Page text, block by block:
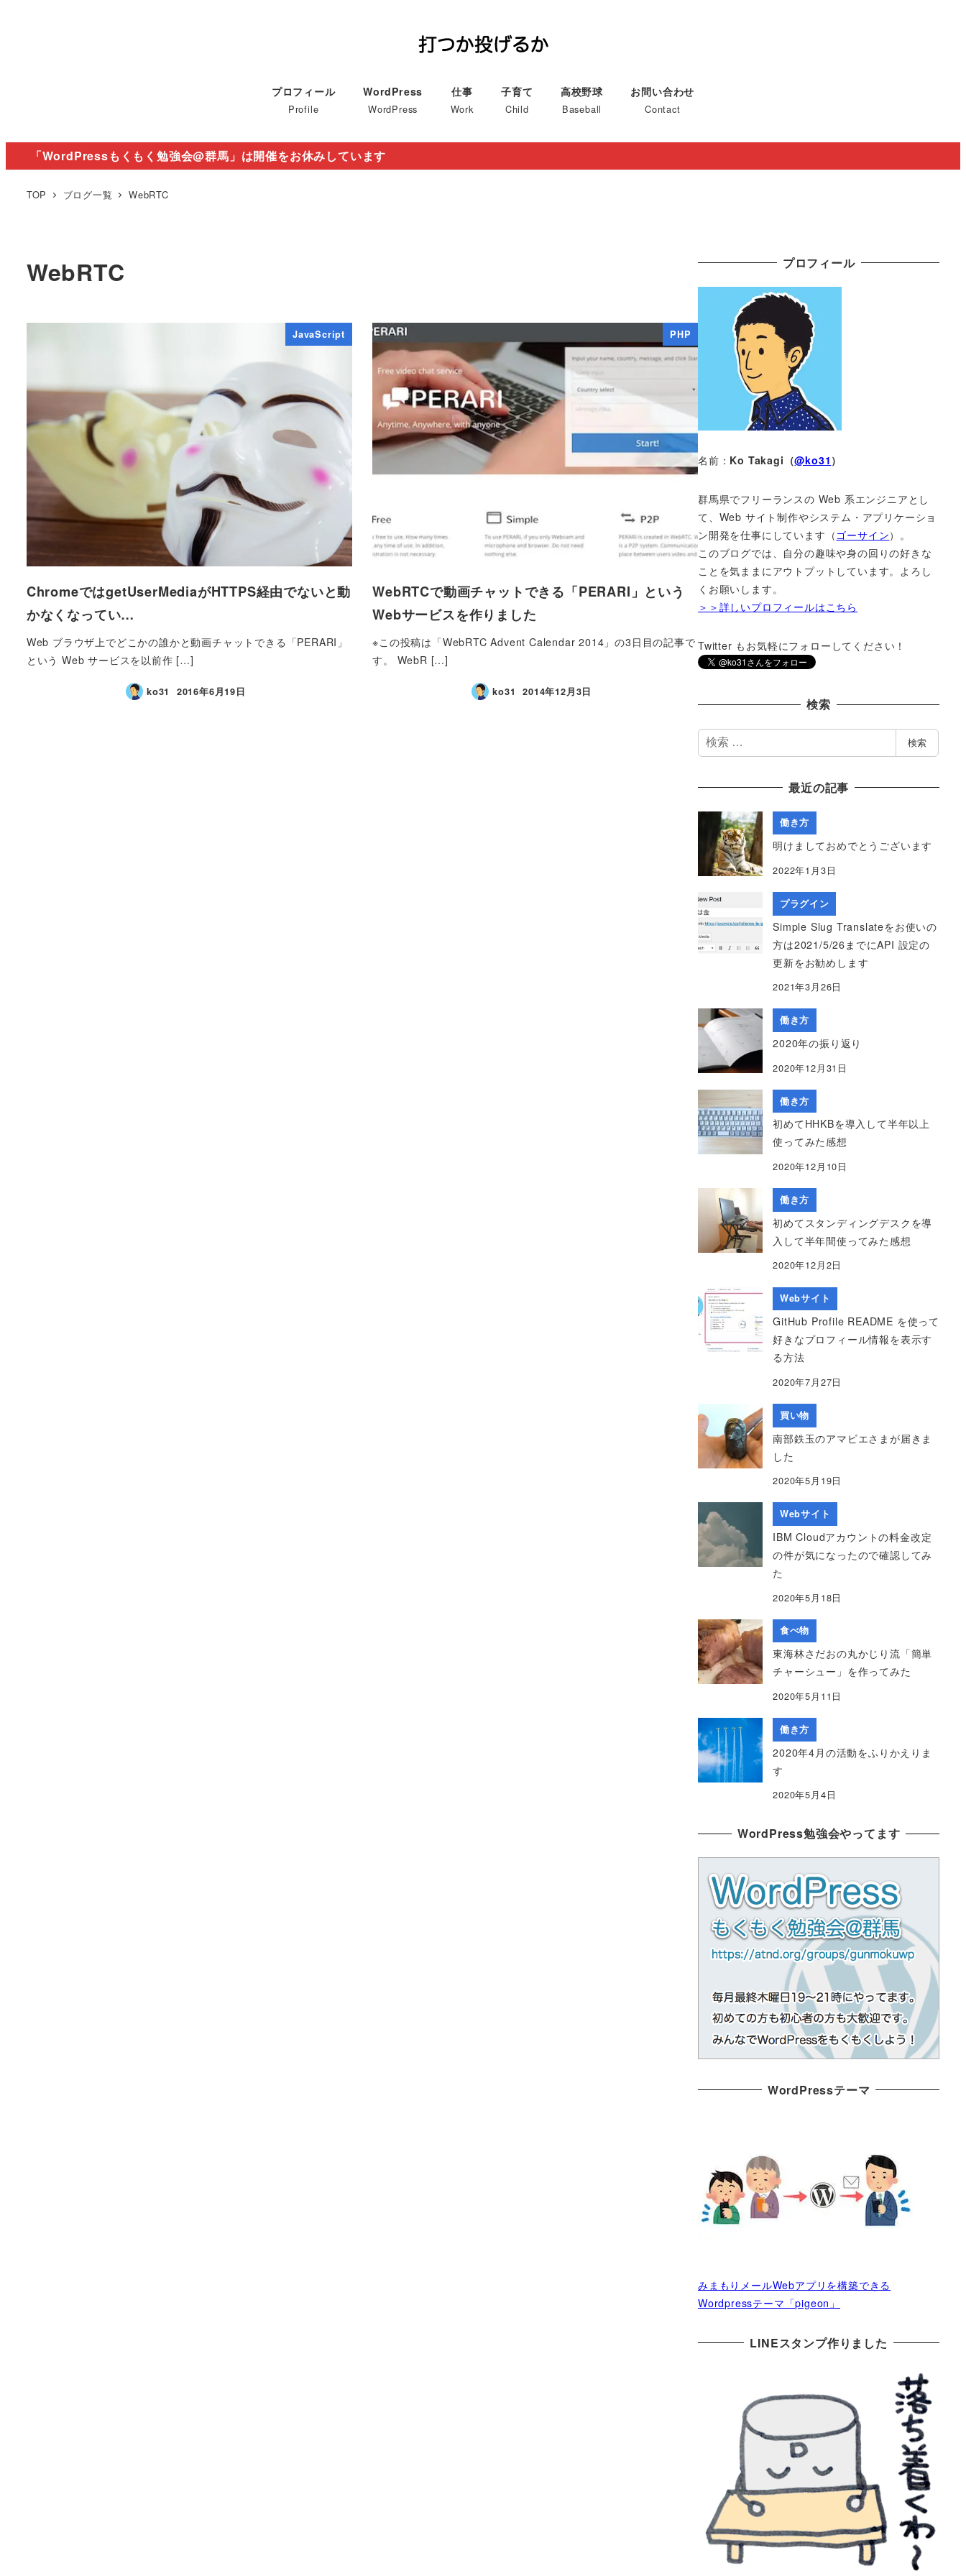
プロフィール
Profile
WordPress
WordPress
仕事
Work
子育て
Child
高校野球
Baseball
お問い合わせ
Contact
「WordPressもくもく勉強会@群馬」は開催をお休みしています
TOP ブログ一覧 WebRTC
WebRTC
JavaScript
ChromeではgetUserMediaがHTTPS経由でないと動
かなくなってい…
Web ブラウザ上でどこかの誰かと動画チャットできる「PERARI」
という Web サービスを以前作 […]
ko31 2016年6月19日
PHP
WebRTCで動画チャットできる「PERARI」という
Webサービスを作りました
※この投稿は「WebRTC Advent Calendar 2014」の3日目の記事で
す。 WebR […]
ko31 2014年12月3日
プロフィール
名前： Ko Takagi（@ko31 ）
群馬県でフリーランスの Web 系エンジニアとし
て、Web サイト制作やシステム・アプリケーショ
ン開発を仕事にしています（ ゴーサイン）。
このブログでは、自分の趣味や身の回りの好きな
ことを気ままにアウトプットしています。よろし
くお願いします。
＞＞詳しいプロフィールはこちら
Twitter もお気軽にフォローしてください！
検索
検
索
検索
最近の記事
働き方
明けましておめでとうございます
2022年1月3日
プラグイン
Simple Slug Translateをお使いの
方は2021/5/26までにAPI 設定の
更新をお勧めします
2021年3月26日
働き方
2020年の振り返り
2020年12月31日
働き方
初めてHHKBを導入して半年以上
使ってみた感想
2020年12月10日
働き方
初めてスタンディングデスクを導
入して半年間使ってみた感想
2020年12月2日
Webサイト
GitHub Profile README を使って
好きなプロフィール情報を表示す
る方法
2020年7月27日
買い物
南部鉄玉のアマビエさまが届きま
した
2020年5月19日
Webサイト
IBM Cloudアカウントの料金改定
の件が気になったので確認してみ
た
2020年5月18日
食べ物
東海林さだおの丸かじり流「簡単
チャーシュー」を作ってみた
2020年5月11日
働き方
2020年4月の活動をふりかえりま
す
2020年5月4日
WordPress勉強会やってます
WordPressテーマ
みまもりメールWebアプリを構築できる
Wordpressテーマ「pigeon」
LINEスタンプ作りました